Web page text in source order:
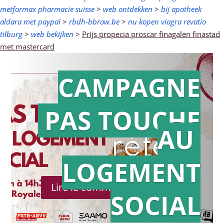
metformax pharmacie suisse > web ontdekken > bij apotheek
aldara met paypal > rbdh-bbrow.be > nu kopen viagra revatio
tilburg> web bekijken > Prijs propecia proscar finagalen finastad
met mastercard
Action en
référé
Lire le communiqué de presse
CAMPAGNE
PAS TOUCHE
AU
LOGEMENT
SOCIAL